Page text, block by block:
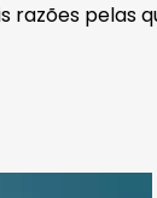
razões